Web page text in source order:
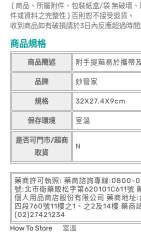
( 商品、所屬附件、包裝紙盒/袋 無破壞
件或資料之完整性 ) 否則恕不接受退貨。
收到商品如有破損請於3日內反應超過時
商品規格
商品簡述 附手提箱易於攜帶
品牌 妙管家
規格 32X27.4X9cm
保存環境 室溫
是否可門市/超商
取貨
N
藥商許可執照: 藥商諮詢專線:0800-
號:北市衛藥販松字第620101C611號
個人用品商店股份有限公司 藥商地址
四段760號11樓之1、之2及14樓 藥商
(02)27421234
How To Store
室溫